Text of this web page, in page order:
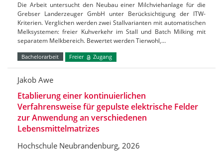
Die Arbeit untersucht den Neubau einer Milchviehanlage für die
Grebser Landerzeuger GmbH unter Berücksichtigung der ITW-
Kriterien. Verglichen werden zwei Stallvarianten mit automatischen
Melksystemen: freier Kuhverkehr im Stall und Batch Milking mit
separatem Melkbereich. Bewertet werden Tierwohl,…
Bachelorarbeit Freier Zugang
Jakob Awe
Etablierung einer kontinuierlichen
Verfahrensweise für gepulste elektrische Felder
zur Anwendung an verschiedenen
Lebensmittelmatrizes
Hochschule Neubrandenburg, 2026